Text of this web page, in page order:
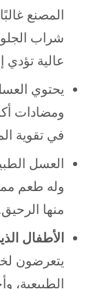
المصنع
شراب
عالية تؤدي
يحتوي
ومضادات
في تقوية
العسل
وله طعم
منها
الأطفال
يتعرضون
الطبيعية،